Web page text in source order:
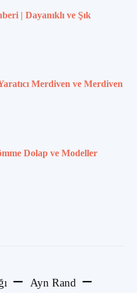
| Dayanıklı ve Şık
Merdiven ve Merdiven
Dolap ve Modeller
Ayn Rand